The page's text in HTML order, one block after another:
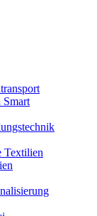
Smart
Textilien